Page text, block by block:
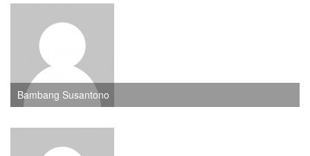
Bambang Susantono